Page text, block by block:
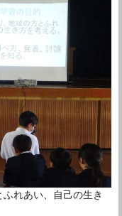
れあい、自己の生き